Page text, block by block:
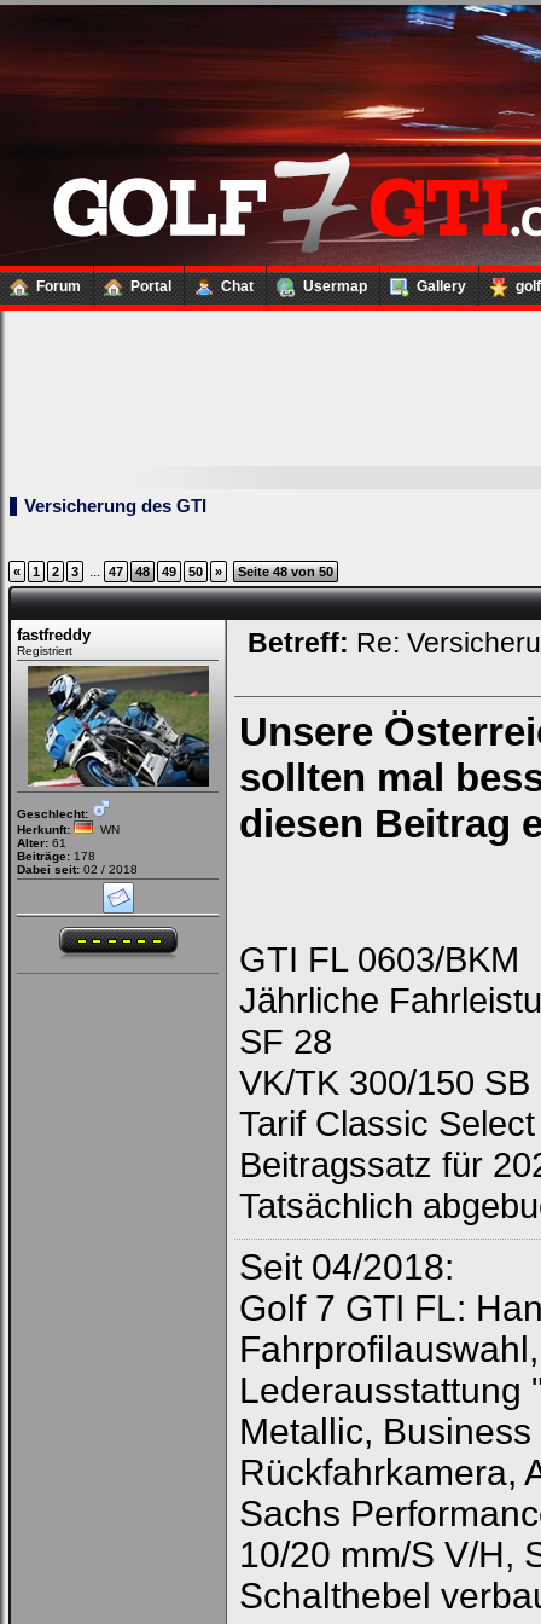
Forum Portal Chat Usermap Gallery
Loginbox
Trage
bitte
die
Felder
Deinen
Benutzernamen
und
Kennwort
ein,
um
Dich
einzuloggen.
Versicherung des GTI
« 1 2 3 ... 47 48 49 50 » Seite 48 von 50
fastfreddy
Registriert
Geschlecht:
Herkunft:
WN
Alter: 61
Beiträge: 178
Dabei seit: 02 / 2018
Betreff: Re:
Unsere
sollten mal
diesen Beitrag
GTI FL 0603/BKM
Jährliche
SF 28
VK/TK 300/150 SB
Tarif Classic Select
Beitragssatz für
Tatsächlich
Seit 04/2018:
Golf 7 GTI FL:
Lederausstattung
Metallic,
Rückfahrkamera,
Sachs
10/20 mm/S V/H,
Schalthebel